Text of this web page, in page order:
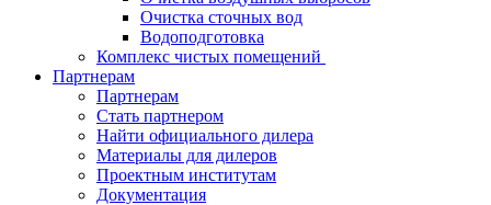
Очистка сточных вод
Водоподготовка
Комплекс чистых помещений
Партнерам
Партнерам
Стать партнером
Найти официального дилера
Материалы для дилеров
Проектным институтам
Документация